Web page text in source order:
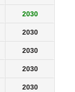
2030
2030
2030
2030
2030